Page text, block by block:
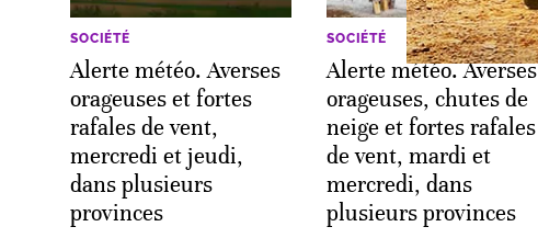
SOCIÉTÉ
Alerte météo. Averses
orageuses et fortes
rafales de vent,
mercredi et jeudi,
dans plusieurs
provinces
SOCIÉTÉ
Alerte météo. Averses
orageuses, chutes de
neige et fortes rafales
de vent, mardi et
mercredi, dans
plusieurs provinces